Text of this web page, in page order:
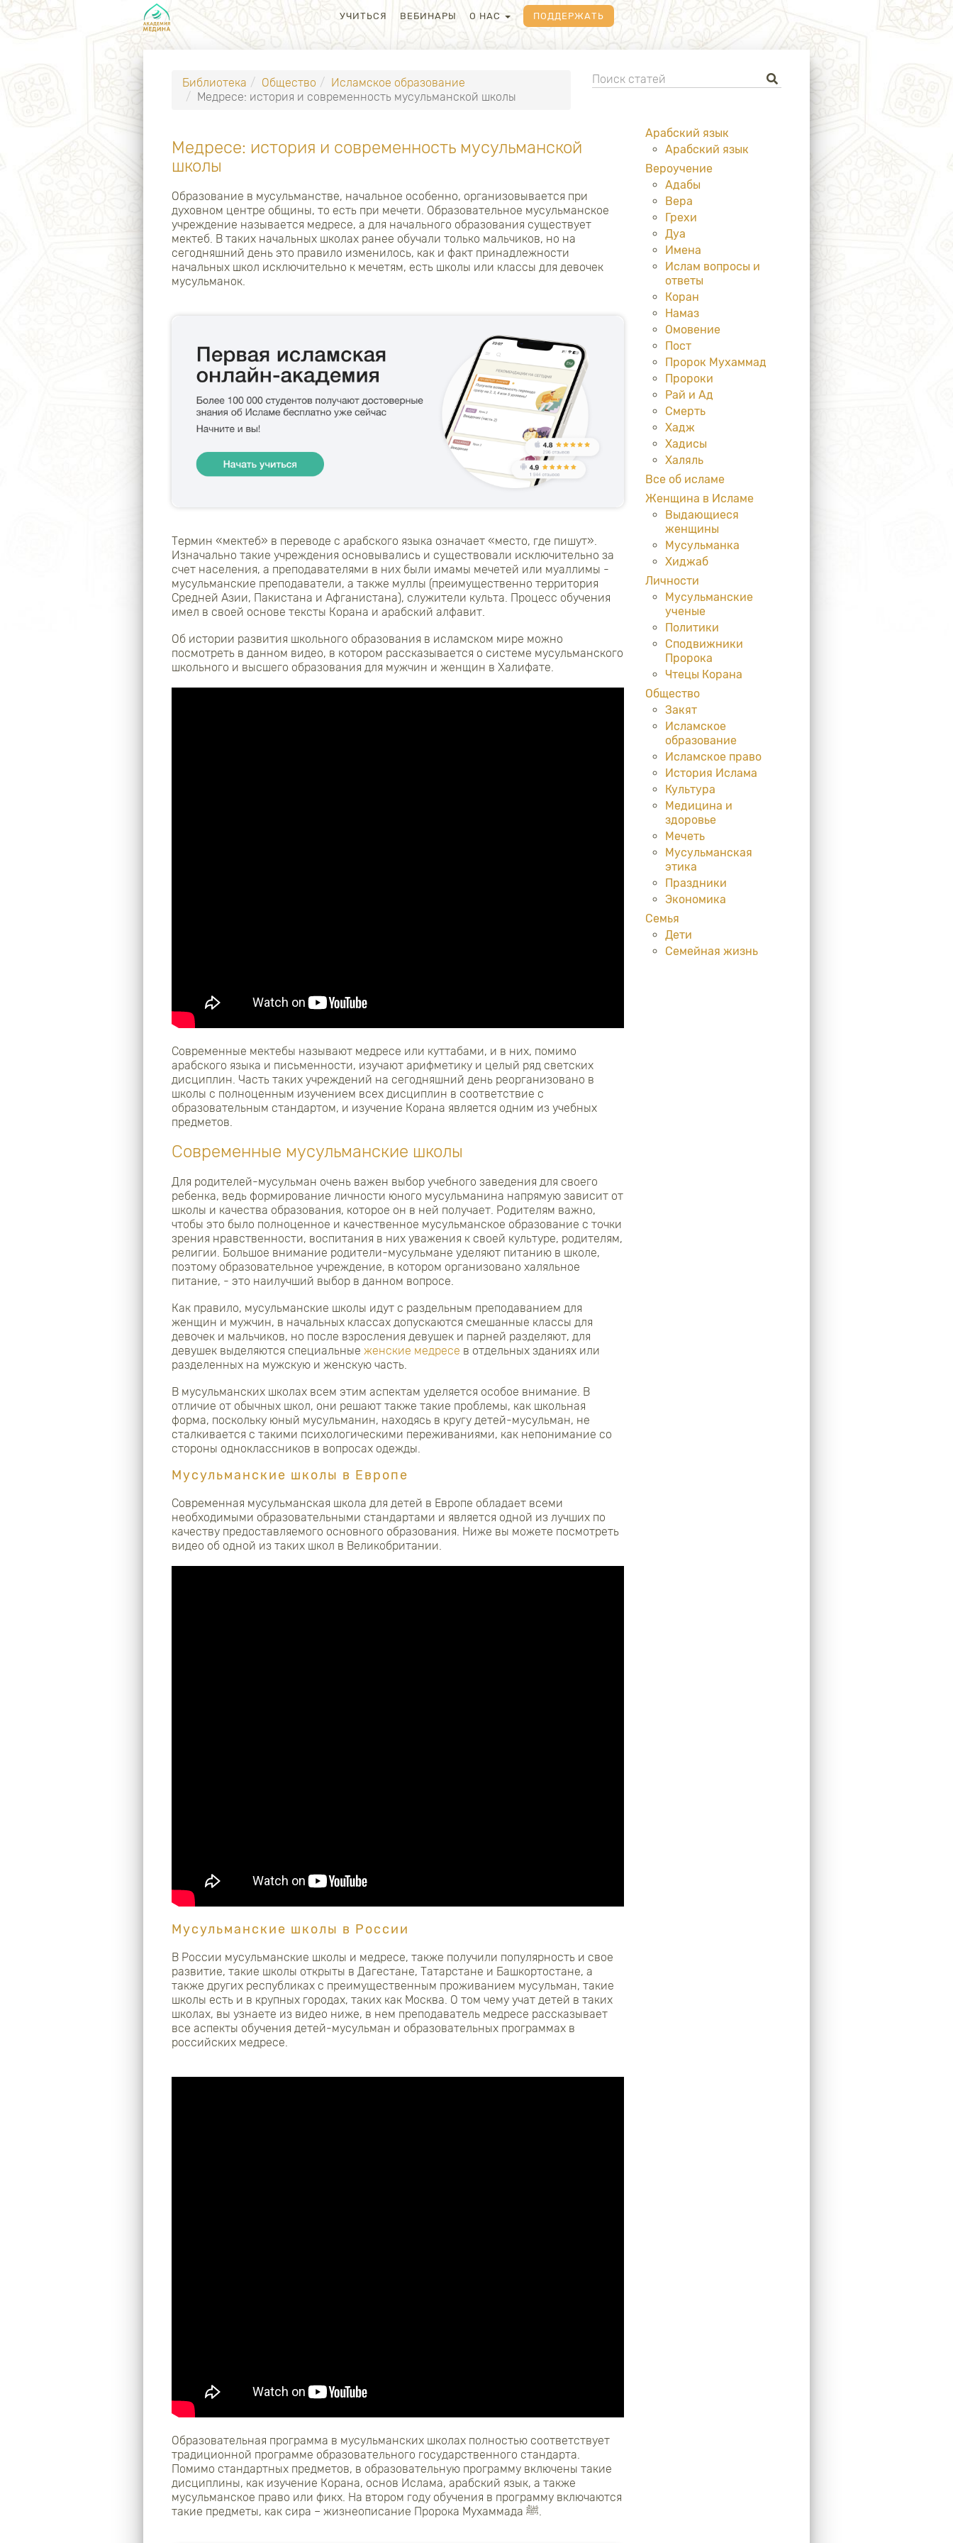
УЧИТЬСЯ ВЕБИНАРЫ О НАС ПОДДЕРЖАТЬ
Библиотека Общество
Исламское образование
Медресе: история и современность мусульманской школы
Медресе: история и современность мусульманской
школы
Образование в мусульманстве, начальное особенно, организовывается при
духовном центре общины, то есть при мечети. Образовательное мусульманское
учреждение называется медресе, а для начального образования существует
мектеб. В таких начальных школах ранее обучали только мальчиков, но на
сегодняшний день это правило изменилось, как и факт принадлежности
начальных школ исключительно к мечетям, есть школы или классы для девочек
мусульманок.
Термин «мектеб» в переводе с арабского языка означает «место, где пишут».
Изначально такие учреждения основывались и существовали исключительно за
счет населения, а преподавателями в них были имамы мечетей или муаллимы -
мусульманские преподаватели, а также муллы (преимущественно территория
Средней Азии, Пакистана и Афганистана), служители культа. Процесс обучения
имел в своей основе тексты Корана и арабский алфавит.
Об истории развития школьного образования в исламском мире можно
посмотреть в данном видео, в котором рассказывается о системе мусульманского
школьного и высшего образования для мужчин и женщин в Халифате.
Современные мектебы называют медресе или куттабами, и в них, помимо
арабского языка и письменности, изучают арифметику и целый ряд светских
дисциплин. Часть таких учреждений на сегодняшний день реорганизовано в
школы с полноценным изучением всех дисциплин в соответствие с
образовательным стандартом, и изучение Корана является одним из учебных
предметов.
Современные мусульманские школы
Для родителей-мусульман очень важен выбор учебного заведения для своего
ребенка, ведь формирование личности юного мусульманина напрямую зависит от
школы и качества образования, которое он в ней получает. Родителям важно,
чтобы это было полноценное и качественное мусульманское образование с точки
зрения нравственности, воспитания в них уважения к своей культуре, родителям,
религии. Большое внимание родители-мусульмане уделяют питанию в школе,
поэтому образовательное учреждение, в котором организовано халяльное
питание, - это наилучший выбор в данном вопросе.
Как правило, мусульманские школы идут с раздельным преподаванием для
женщин и мужчин, в начальных классах допускаются смешанные классы для
девочек и мальчиков, но после взросления девушек и парней разделяют, для
девушек выделяются специальные женские медресе в отдельных зданиях или
разделенных на мужскую и женскую часть.
В мусульманских школах всем этим аспектам уделяется особое внимание. В
отличие от обычных школ, они решают также такие проблемы, как школьная
форма, поскольку юный мусульманин, находясь в кругу детей-мусульман, не
сталкивается с такими психологическими переживаниями, как непонимание со
стороны одноклассников в вопросах одежды.
Мусульманские школы в Европе
Современная мусульманская школа для детей в Европе обладает всеми
необходимыми образовательными стандартами и является одной из лучших по
качеству предоставляемого основного образования. Ниже вы можете посмотреть
видео об одной из таких школ в Великобритании.
Мусульманские школы в России
В России мусульманские школы и медресе, также получили популярность и свое
развитие, такие школы открыты в Дагестане, Татарстане и Башкортостане, а
также других республиках с преимущественным проживанием мусульман, такие
школы есть и в крупных городах, таких как Москва. О том чему учат детей в таких
школах, вы узнаете из видео ниже, в нем преподаватель медресе рассказывает
все аспекты обучения детей-мусульман и образовательных программах в
российских медресе.
Образовательная программа в мусульманских школах полностью соответствует
традиционной программе образовательного государственного стандарта.
Помимо стандартных предметов, в образовательную программу включены такие
дисциплины, как изучение Корана, основ Ислама, арабский язык, а также
мусульманское право или фикх. На втором году обучения в программу включаются
такие предметы, как сира – жизнеописание Пророка Мухаммада ﷺ.
Арабский язык
Арабский язык
Вероучение
Адабы
Вера
Грехи
Дуа
Имена
Ислам вопросы и
ответы
Коран
Намаз
Омовение
Пост
Пророк Мухаммад
Пророки
Рай и Ад
Смерть
Хадж
Хадисы
Халяль
Все об исламе
Женщина в Исламе
Выдающиеся
женщины
Мусульманка
Хиджаб
Личности
Мусульманские
ученые
Политики
Сподвижники
Пророка
Чтецы Корана
Общество
Закят
Исламское
образование
Исламское право
История Ислама
Культура
Медицина и
здоровье
Мечеть
Мусульманская
этика
Праздники
Экономика
Семья
Дети
Семейная жизнь